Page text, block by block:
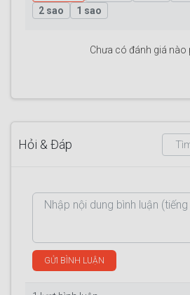
2 sao
1 sao
Chưa có đánh giá nào
Hỏi & Đáp
GỬI BÌNH LUẬN